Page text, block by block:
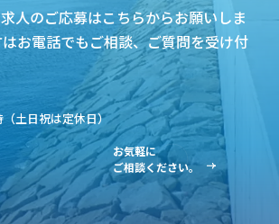
人のご応募はこちらからお願いしま
お電話でもご相談、ご質問を受け付
土日祝は定休日）
お気軽に
ご相談ください。